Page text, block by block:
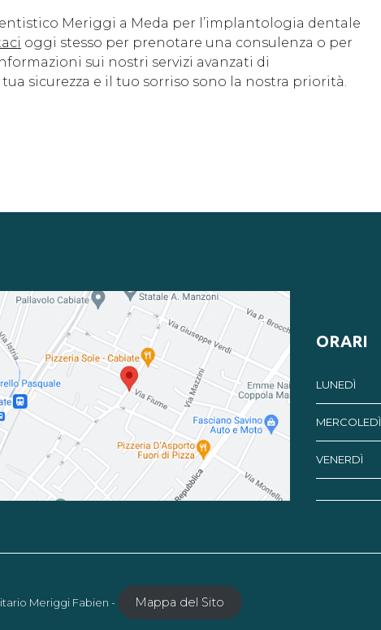
Meriggi a Meda per l’implantologia dentale
oggi stesso per prenotare una consulenza o per
sui nostri servizi avanzati di
sicurezza e il tuo sorriso sono la nostra priorità.
ORARI
LUNEDÌ
MERCOLEDÌ
VENERDÌ
Meriggi Fabien -
Mappa del Sito